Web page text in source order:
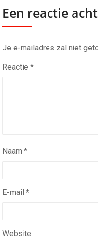
Een reactie
Je e-mailadres zal niet
Reactie *
Naam *
E-mail *
Website